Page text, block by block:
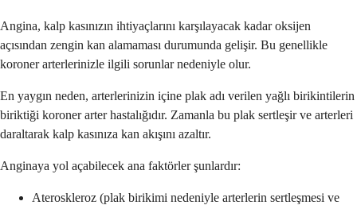
Angina, kalp kasınızın ihtiyaçlarını karşılayacak kadar oksijen
açısından zengin kan alamaması durumunda gelişir. Bu genellikle
koroner arterlerinizle ilgili sorunlar nedeniyle olur.
En yaygın neden, arterlerinizin içine plak adı verilen yağlı birikintilerin
biriktiği koroner arter hastalığıdır. Zamanla bu plak sertleşir ve arterleri
daraltarak kalp kasınıza kan akışını azaltır.
Anginaya yol açabilecek ana faktörler şunlardır:
Ateroskleroz (plak birikimi nedeniyle arterlerin sertleşmesi ve